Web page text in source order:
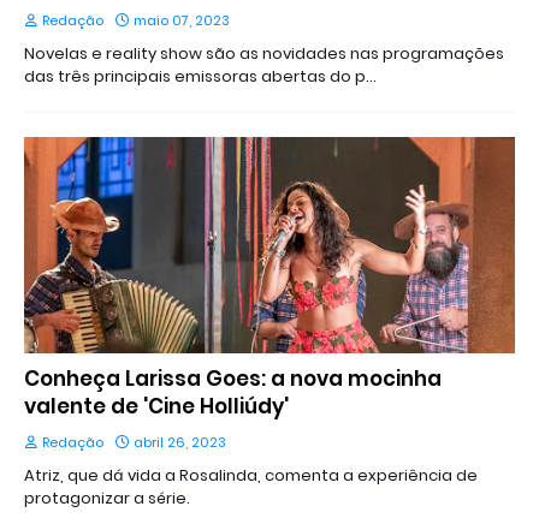
Redação maio 07, 2023
Novelas e reality show são as novidades nas programações
das três principais emissoras abertas do p…
Conheça Larissa Goes: a nova mocinha
valente de 'Cine Holliúdy'
Redação abril 26, 2023
Atriz, que dá vida a Rosalinda, comenta a experiência de
protagonizar a série.